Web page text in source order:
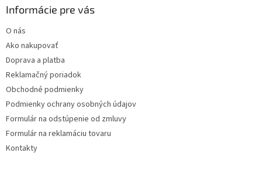
Informácie pre vás
O nás
Ako nakupovať
Doprava a platba
Reklamačný poriadok
Obchodné podmienky
Podmienky ochrany osobných údajov
Formulár na odstúpenie od zmluvy
Formulár na reklamáciu tovaru
Kontakty